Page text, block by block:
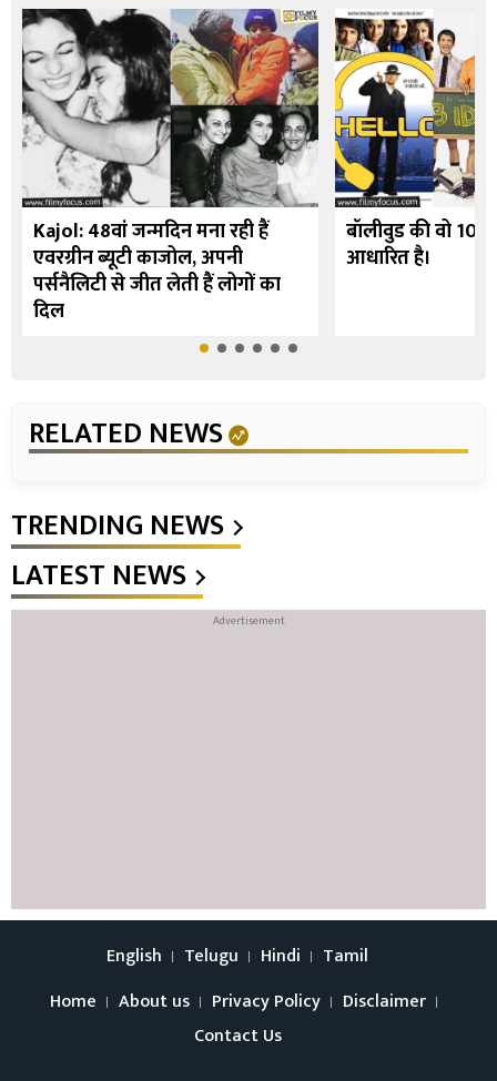
Kajol: 48वां जन्मदिन मना रही हैं
एवरग्रीन ब्यूटी काजोल, अपनी
पर्सनैलिटी से जीत लेती हैं लोगों का
दिल
बॉलीवुड की वो 10
आधारित है।
RELATED NEWS
TRENDING NEWS
LATEST NEWS
English Telugu Hindi
Tamil
Home
About us Privacy Policy
Disclaimer
Contact Us